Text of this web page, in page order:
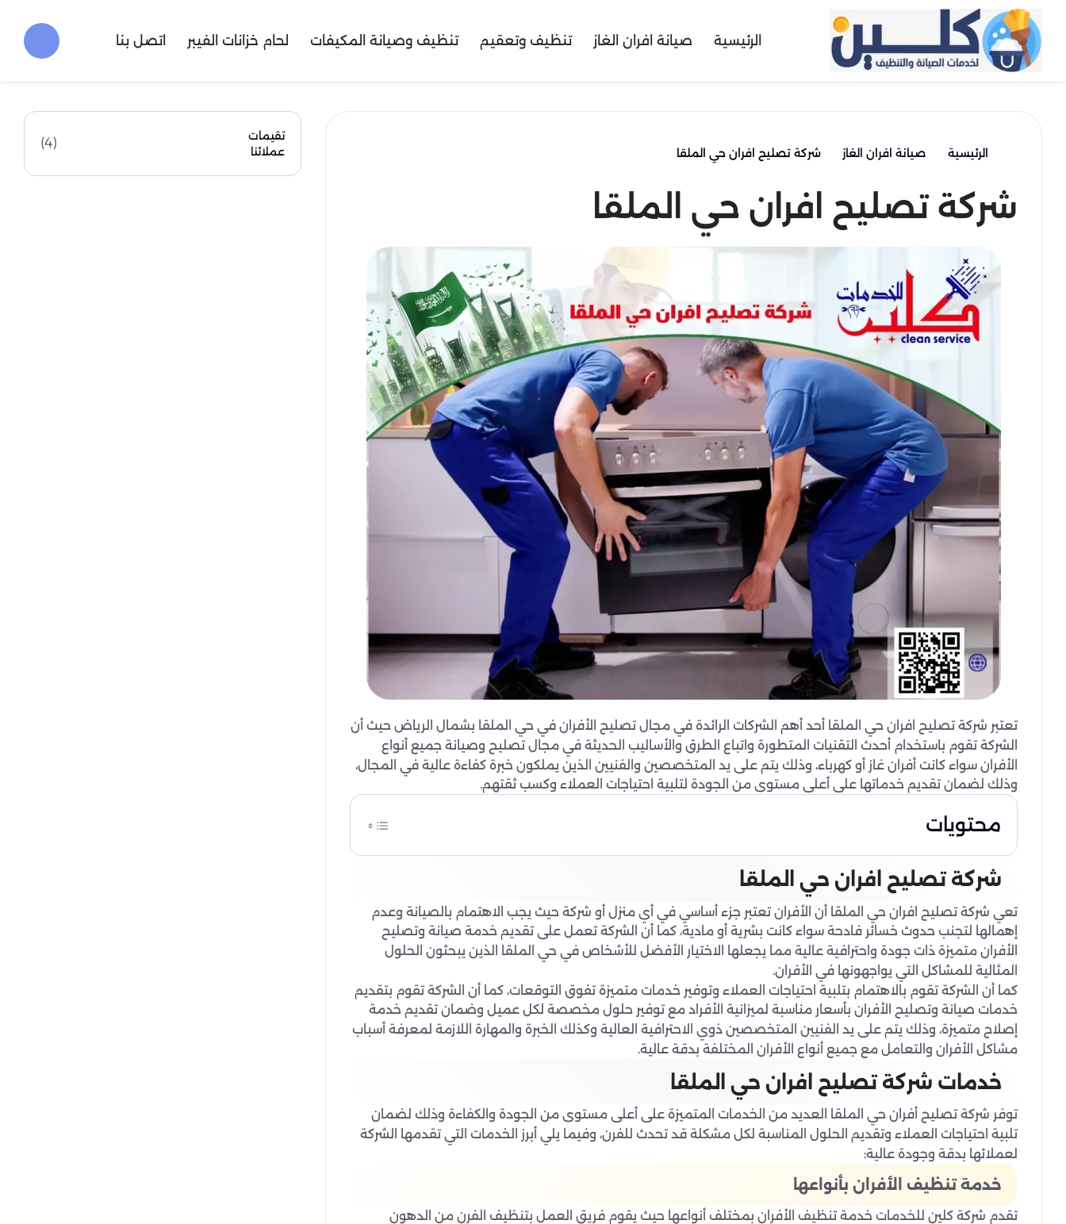
الرئيسية صيانة افران الغاز تنظيف وتعقيم تنظيف وصيانة المكيفات لحام خزانات الفيبر اتصل بنا
الرئيسية صيانة افران الغاز شركة تصليح افران حي الملقا
شركة تصليح افران حي الملقا
تعتبر شركة تصليح افران حي الملقا أحد أهم الشركات الرائدة في مجال تصليح الأفران في حي الملقا بشمال الرياض حيث أن
الشركة تقوم باستخدام أحدث التقنيات المتطورة واتباع الطرق والأساليب الحديثة في مجال تصليح وصيانة جميع أنواع
الأفران سواء كانت أفران غاز أو كهرباء، وذلك يتم على يد المتخصصين والفنيين الذين يملكون خبرة كفاءة عالية في المجال،
وذلك لضمان تقديم خدماتها على أعلى مستوى من الجودة لتلبية احتياجات العملاء وكسب ثقتهم.
محتويات
شركة تصليح افران حي الملقا
تعي شركة تصليح افران حي الملقا أن الأفران تعتبر جزء أساسي في أي منزل أو شركة حيث يجب الاهتمام بالصيانة وعدم
إهمالها لتجنب حدوث خسائر فادحة سواء كانت بشرية أو مادية، كما أن الشركة تعمل على تقديم خدمة صيانة وتصليح
الأفران متميزة ذات جودة واحترافية عالية مما يجعلها الاختيار الأفضل للأشخاص في حي الملقا الذين يبحثون الحلول
المثالية للمشاكل التي يواجهونها في الأفران.
كما أن الشركة تقوم بالاهتمام بتلبية احتياجات العملاء وتوفير خدمات متميزة تفوق التوقعات، كما أن الشركة تقوم بتقديم
خدمات صيانة وتصليح الأفران بأسعار مناسبة لميزانية الأفراد مع توفير حلول مخصصة لكل عميل وضمان تقديم خدمة
إصلاح متميزة، وذلك يتم على يد الفنيين المتخصصين ذوي الاحترافية العالية وكذلك الخبرة والمهارة اللازمة لمعرفة أسباب
مشاكل الأفران والتعامل مع جميع أنواع الأفران المختلفة بدقة عالية.
خدمات شركة تصليح افران حي الملقا
توفر شركة تصليح أفران حي الملقا العديد من الخدمات المتميزة على أعلى مستوى من الجودة والكفاءة وذلك لضمان
تلبية احتياجات العملاء وتقديم الحلول المناسبة لكل مشكلة قد تحدث للفرن، وفيما يلي أبرز الخدمات التي تقدمها الشركة
لعملائها بدقة وجودة عالية:
خدمة تنظيف الأفران بأنواعها
تقدم شركة كلين للخدمات خدمة تنظيف الأفران بمختلف أنواعها حيث يقوم فريق العمل بتنظيف الفرن من الدهون
تقيمات
عملائنا
(4)